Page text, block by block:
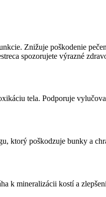
Znižuje poškodenie
spozorujete výrazné
tela. Podporuje
ktorý poškodzuje bunky a
k mineralizácii kostí a